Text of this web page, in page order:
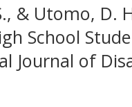
& Utomo, D.
School
Journal of